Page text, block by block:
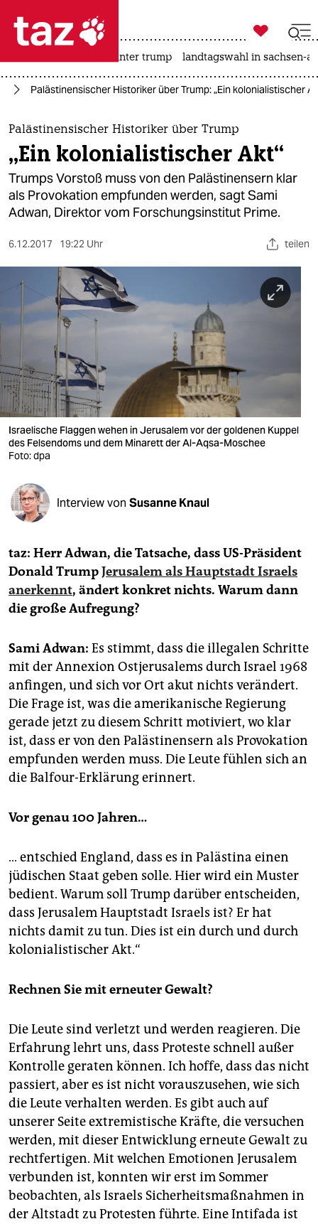
 taz zahl ich
taz zahl ich
themen
politik
öko
sport
berlin
wahrheit
verlag
verlag
shop
fragen & hilfe
unterstützen
abo
genossenschaft
epaper login

taz zahl ich
usa unter trump landtagswahl in sachsen-
Palästinensischer Historiker über Trump: „Ein kolonialistischer
Palästinensischer Historiker über Trump
„Ein kolonialistischer Akt“
Trumps Vorstoß muss von den Palästinensern klar
als Provokation empfunden werden, sagt Sami
Adwan, Direktor vom Forschungsinstitut Prime.
6.12.2017 19:22 Uhr teilen
Israelische Flaggen wehen in Jerusalem vor der goldenen Kuppel
des Felsendoms und dem Minarett der Al-Aqsa-Moschee
Foto: dpa
Interview von Susanne Knaul
taz: Herr Adwan, die Tatsache, dass US-Präsident
Donald TrumpJerusalem als Hauptstadt Israels
anerkennt, ändert konkret nichts. Warum dann
die große Aufregung?
Sami Adwan: Es stimmt, dass die illegalen Schritte
mit der Annexion Ostjerusalems durch Israel 1968
anfingen, und sich vor Ort akut nichts verändert.
Die Frage ist, was die amerikanische Regierung
gerade jetzt zu diesem Schritt motiviert, wo klar
ist, dass er von den Palästinensern als Provokation
empfunden werden muss. Die Leute fühlen sich an
die Balfour-Erklärung erinnert.
Vor genau 100 Jahren…
… entschied England, dass es in Palästina einen
jüdischen Staat geben solle. Hier wird ein Muster
bedient. Warum soll Trump darüber entscheiden,
dass Jerusalem Hauptstadt Israels ist? Er hat
nichts damit zu tun. Dies ist ein durch und durch
kolonia­listischer Akt.“
Rechnen Sie mit erneuter Gewalt?
Die Leute sind verletzt und werden reagieren. Die
Erfahrung lehrt uns, dass Proteste schnell außer
Kon­trolle geraten können. Ich hoffe, dass das nicht
passiert, aber es ist nicht vorauszusehen, wie sich
die Leute verhalten werden. Es gibt auch auf
unserer Seite extremistische Kräfte, die versuchen
werden, mit dieser Entwicklung erneute Gewalt zu
rechtfertigen. Mit welchen Emotionen Jerusalem
verbunden ist, konnten wir erst im Sommer
beobachten, als Israels Sicherheitsmaßnahmen in
der Altstadt zu Protesten führte. Eine Intifada ist